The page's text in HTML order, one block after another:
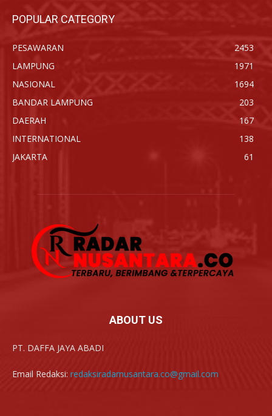
POPULAR CATEGORY
PESAWARAN
2453
LAMPUNG
1971
NASIONAL
1694
BANDAR LAMPUNG
203
DAERAH
167
INTERNATIONAL
138
JAKARTA
61
ABOUT US
PT. DAFFA JAYA ABADI
Email Redaksi: redaksiradarnusantara.co@gmail.com